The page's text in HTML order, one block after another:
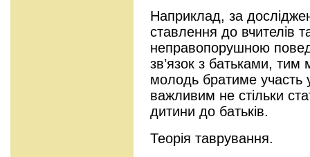
Наприклад, за
ставлення до вчителів
неправопорушною
зв’язок з батьками,
молодь братиме участь
важливим не стільки
дитини до батьків.
Теорія таврування.